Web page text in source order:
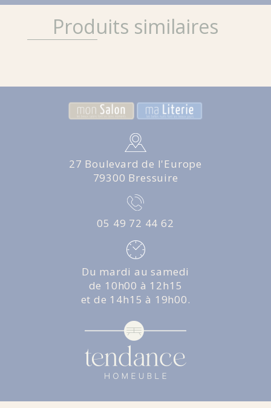
Produits similaires
27 Boulevard de l'Europe
79300 Bressuire
05 49 72 44 62
Du mardi au samedi
de 10h00 à 12h15
et de 14h15 à 19h00.